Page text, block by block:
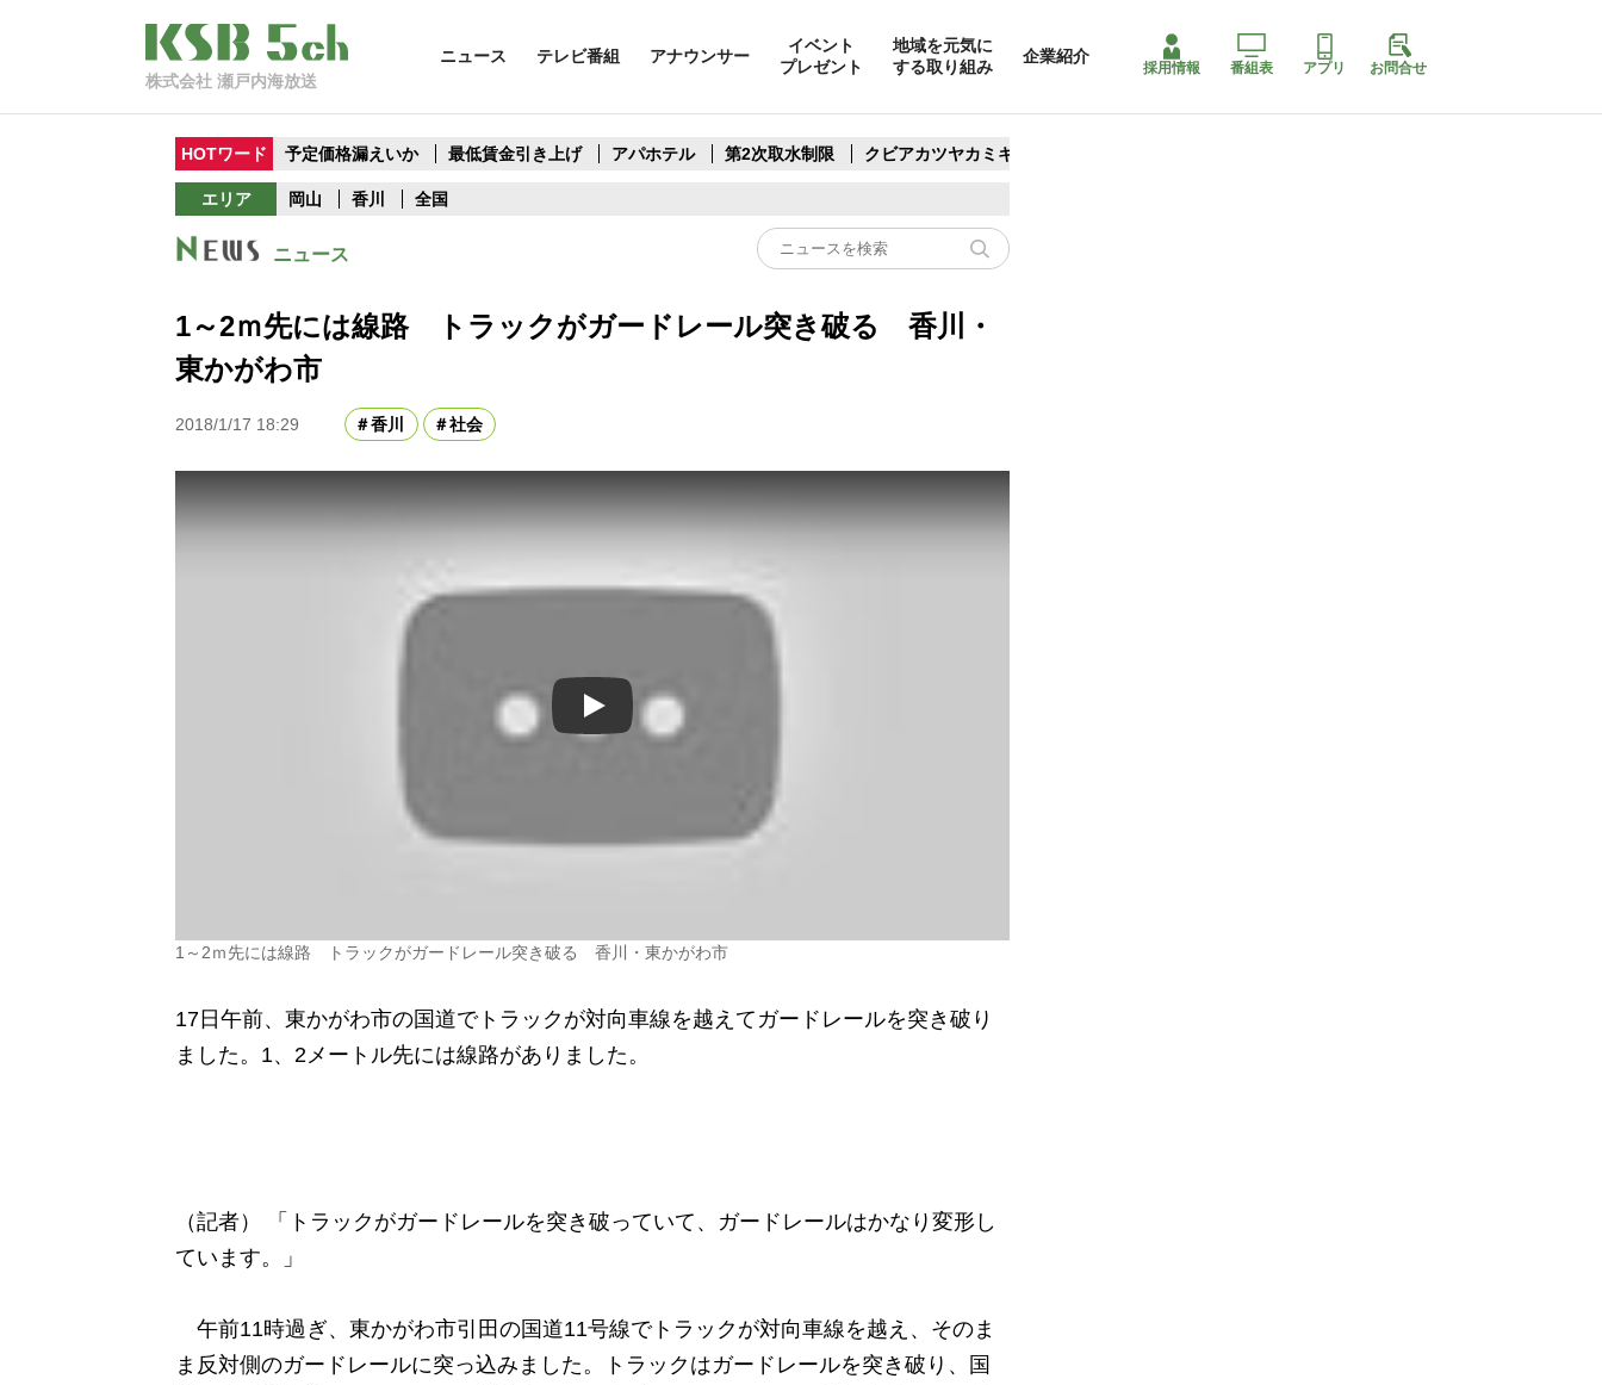
株式会社 瀬戸内海放送
ニュース テレビ番組 アナウンサー
イベント
プレゼント
地域を元気に
する取り組み
企業紹介
採用情報 番組表 アプリ お問合せ
HOTワード 予定価格漏えいか 最低賃金引き上げ アパホテル 第2次取水制限 クビアカツヤカミキリ
エリア 岡山 香川 全国
ニュース
1～2ｍ先には線路 トラックがガードレール突き破る 香川・
東かがわ市
2018/1/17 18:29 香川 社会
Play
1～2ｍ先には線路 トラックがガードレール突き破る 香川・東かがわ市
17日午前、東かがわ市の国道でトラックが対向車線を越えてガードレールを突き破り
ました。1、2メートル先には線路がありました。
（記者） 「トラックがガードレールを突き破っていて、ガードレールはかなり変形し
ています。」
午前11時過ぎ、東かがわ市引田の国道11号線でトラックが対向車線を越え、そのま
ま反対側のガードレールに突っ込みました。トラックはガードレールを突き破り、国